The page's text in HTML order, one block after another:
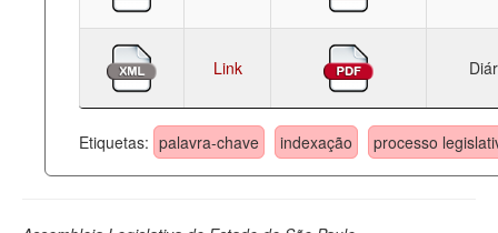
Link
Etiquetas: palavra-chave indexação processo